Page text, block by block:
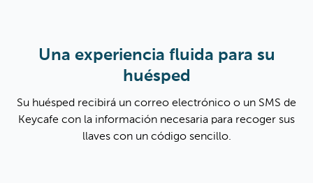
Una experiencia fluida para su
huésped
Su huésped recibirá un correo electrónico o un SMS de
Keycafe con la información necesaria para recoger sus
llaves con un código sencillo.